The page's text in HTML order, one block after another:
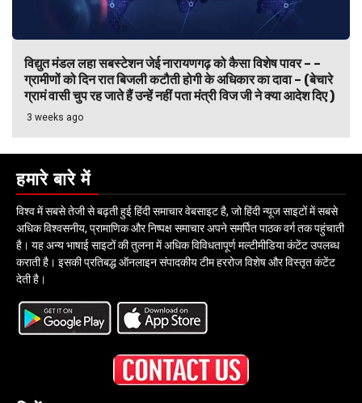
विद्युत मंडल लहा सबस्टेशन जेई नारायणगढ़ को कैसा विशेष पावर – –
ग्रामीणों को दिन रात बिजली कटौती होगी के अधिकार का दावा – (बेचारे
ग्रामं वासी चुप रह जाते हैं उन्हें नहीं पता मंत्री विज जी ने क्या आदेश दिए )
3 weeks ago
हमारे बारे में
विश्व में सबसे तेजी से बढ़ती हुई हिंदी समाचार वेबसाइट है, जो हिंदी न्यूज साइटों में सबसे
अधिक विश्वसनीय, प्रामाणिक और निष्पक्ष समाचार अपने समर्पित पाठक वर्ग तक पहुंचाती
है। यह अन्य भाषाई साइटों की तुलना में अधिक विविधतापूर्ण मल्टीमीडिया कंटेंट उपलब्ध
कराती है। इसकी प्रतिबद्ध ऑनलाइन संपादकीय टीम हररोज विशेष और विस्तृत कंटेंट
देती है।